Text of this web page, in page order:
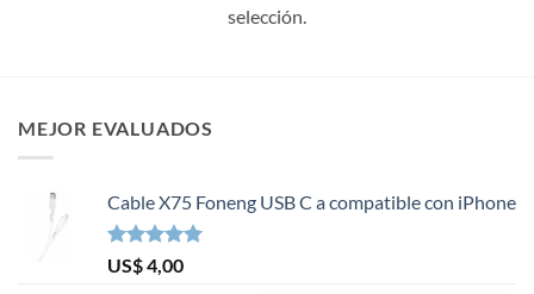
selección.
MEJOR EVALUADOS
Cable X75 Foneng USB C a compatible con iPhone
Valorado en
5.00
de 5
US$4,00